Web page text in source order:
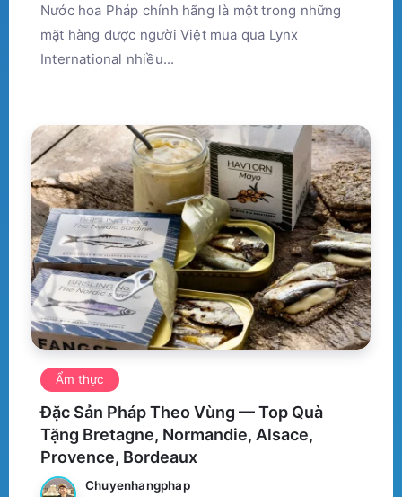
Nước hoa Pháp chính hãng là một trong những
mặt hàng được người Việt mua qua Lynx
International nhiều...
Ẩm thực
Đặc Sản Pháp Theo Vùng — Top Quà
Tặng Bretagne, Normandie, Alsace,
Provence, Bordeaux
Chuyenhangphap